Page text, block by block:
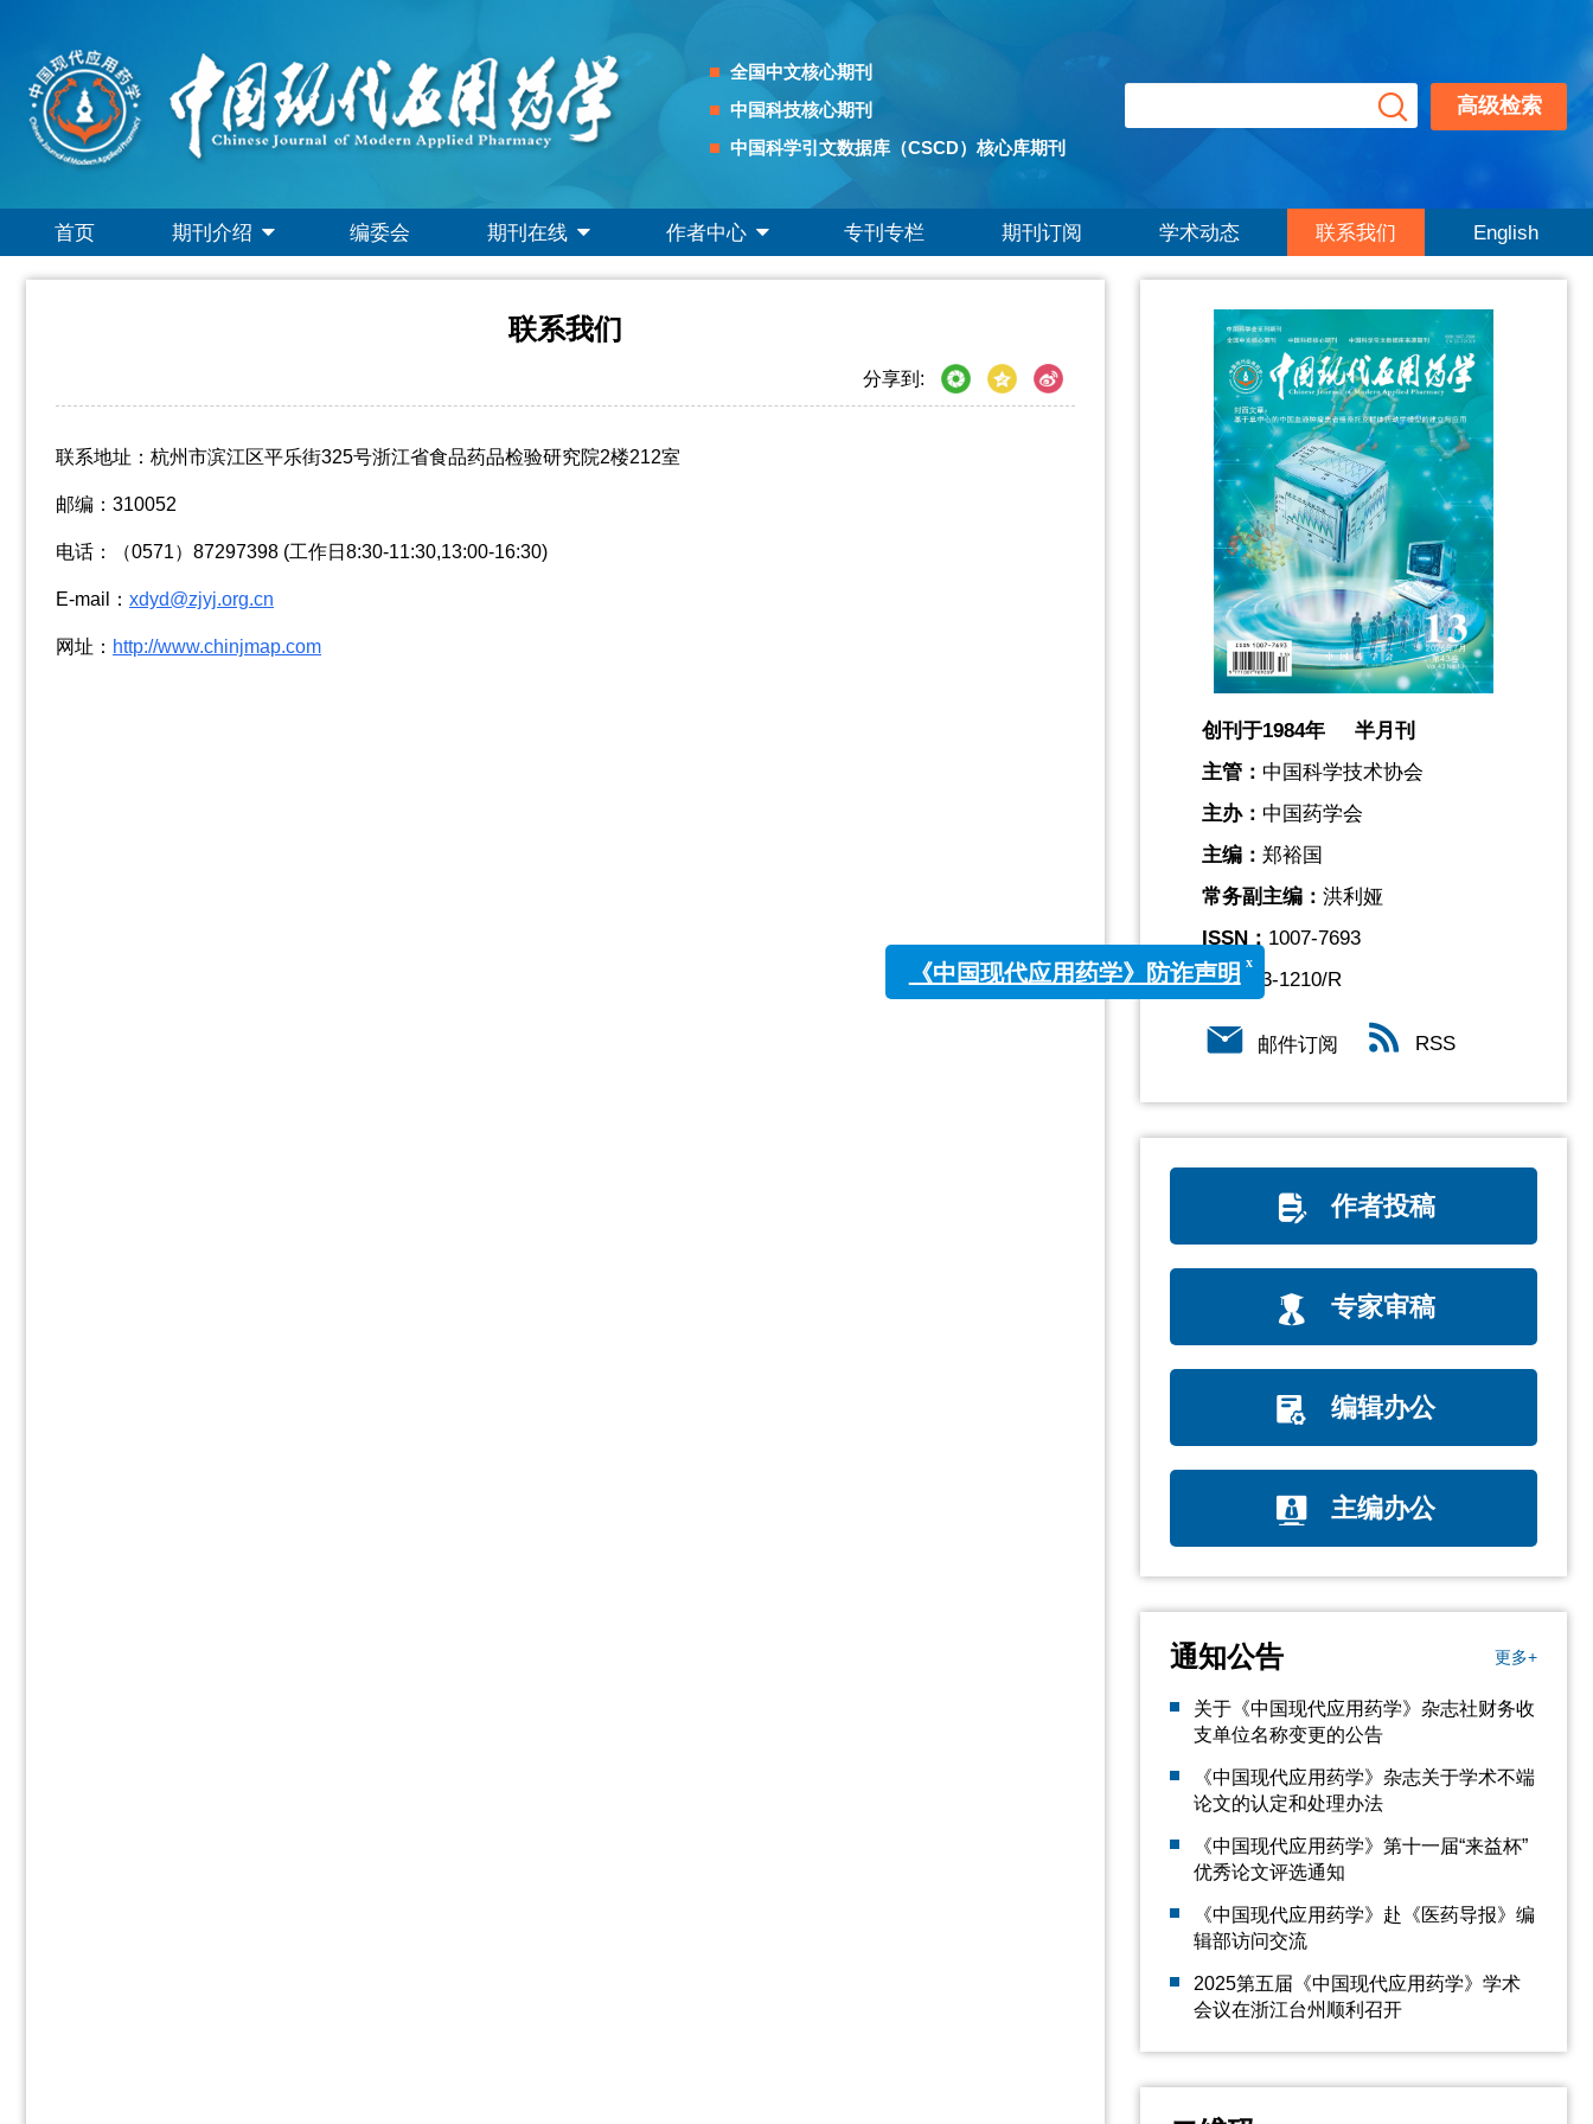
全国中文核心期刊
中国科技核心期刊
中国科学引文数据库（CSCD）核心库期刊
高级检索
首页 期刊介绍 编委会 期刊在线 作者中心 专刊专栏 期刊订阅 学术动态 联系我们 English
联系我们
分享到:
联系地址：杭州市滨江区平乐街325号浙江省食品药品检验研究院2楼212室
邮编：310052
电话：（0571）87297398 (工作日8:30-11:30,13:00-16:30)
E-mail： xdyd@zjyj.org.cn
网址： http://www.chinjmap.com
创刊于1984年 半月刊
主管： 中国科学技术协会
主办： 中国药学会
主编： 郑裕国
常务副主编： 洪利娅
ISSN： 1007-7693
CN：
33-1210/R
邮件订阅 RSS
作者投稿
专家审稿
编辑办公
主编办公
通知公告 更多+
关于《中国现代应用药学》杂志社财务收
支单位名称变更的公告
《中国现代应用药学》杂志关于学术不端
论文的认定和处理办法
《中国现代应用药学》第十一届“来益杯”
优秀论文评选通知
《中国现代应用药学》赴《医药导报》编
辑部访问交流
2025第五届《中国现代应用药学》学术
会议在浙江台州顺利召开